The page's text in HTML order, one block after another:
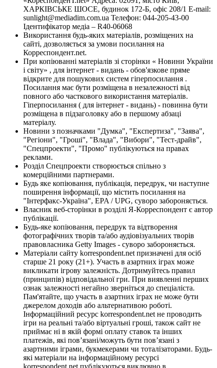
ХАРКІВСЬКЕ ШОСЕ, будинок 172-Б, офіс 208/1 E-mail:
sunlight@mediadim.com.ua Телефон: 044-205-43-00
Ідентифікатор медіа – R40-06068
Використання будь-яких матеріалів, розміщених на
сайті, дозволяється за умови посилання на
Корреспондент.net.
При копіюванні матеріалів зі сторінки « Новини України
і світу» , для інтернет - видань - обов'язкове пряме
відкрите для пошукових систем гіперпосилання .
Посилання має бути розміщена в незалежності від
повного або часткового використання матеріалів.
Гіперпосилання ( для інтернет - видань) - повинна бути
розміщена в підзаголовку або в першому абзаці
матеріалу.
Новини з позначками "Думка", "Експертиза", "Заява",
"Регіони", "Гроші", "Влада", "Вибори", "Тест-драйв",
"Спецпроекти", "Промо" публікуються на правах
реклами.
Розділ Спецпроекти створюється спільно з
комерційними партнерами.
Будь яке копіювання, публікація, передрук, чи наступне
поширення інформації, що містить посилання на
"Інтерфакс-Україна", EPA / UPG, суворо забороняється.
Власник веб-сторінки в розділі Я-Корреспондент є автор
публікації.
Будь-яке копіювання, передрук та відтворення
фотографічних творів та/або аудіовізуальних творів
правовласника Getty Images - суворо забороняється.
Матеріали сайту korrespondent.net призначені для осіб
старше 21 року (21+). Участь в азартних іграх може
викликати ігрову залежність. Дотримуйтесь правил
(принципів) відповідальної гри. При виявленні перших
ознак залежності негайно зверніться до спеціаліста.
Пам'ятайте, що участь в азартних іграх не може бути
джерелом доходів або альтернативою роботі.
Інформаційний ресурс korrespondent.net не проводить
ігри на реальні та/або віртуальні гроші, також сайт не
приймає ні в якій формі оплату ставок та інших
платежів, які пов’язані/можуть бути пов’язані з
азартними іграми, букмекерами чи тоталізаторами. Будь-
які матеріали на інформаційному ресурсі
korrespondent.net публікуються виключно в